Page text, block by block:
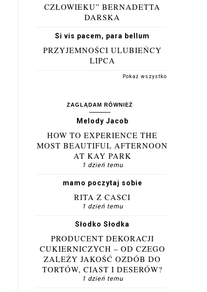
CZŁOWIEKU” BERNADETTA
DARSKA
Si vis pacem, para bellum
PRZYJEMNOŚCI ULUBIEŃCY
LIPCA
Pokaż wszystko
ZAGLĄDAM RÓWNIEŻ
Melody Jacob
HOW TO EXPERIENCE THE
MOST BEAUTIFUL AFTERNOON
AT KAY PARK
1 dzień temu
mamo poczytaj sobie
RITA Z CASCI
1 dzień temu
Słodko Słodka
PRODUCENT DEKORACJI
CUKIERNICZYCH – OD CZEGO
ZALEŻY JAKOŚĆ OZDÓB DO
TORTÓW, CIAST I DESERÓW?
1 dzień temu